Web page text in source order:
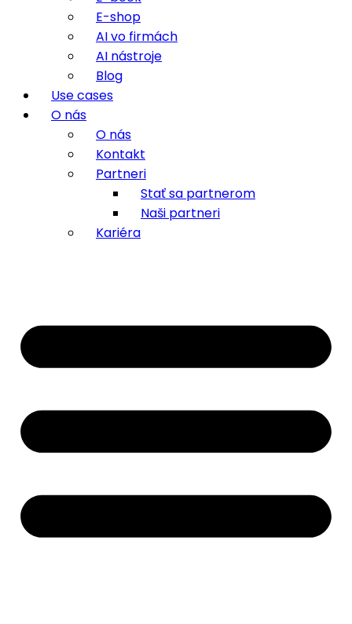
E-shop
AI vo firmách
AI nástroje
Blog
Use cases
O nás
O nás
Kontakt
Partneri
Stať sa partnerom
Naši partneri
Kariéra